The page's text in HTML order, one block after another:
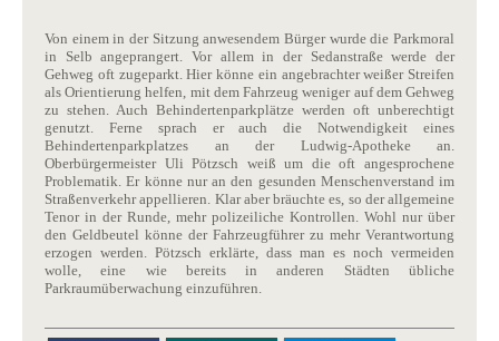
Von einem in der Sitzung anwesendem Bürger wurde die Parkmoral
in Selb angeprangert. Vor allem in der Sedanstraße werde der
Gehweg oft zugeparkt. Hier könne ein angebrachter weißer Streifen
als Orientierung helfen, mit dem Fahrzeug weniger auf dem Gehweg
zu stehen. Auch Behindertenparkplätze werden oft unberechtigt
genutzt. Ferne sprach er auch die Notwendigkeit eines
Behindertenparkplatzes an der Ludwig-Apotheke an.
Oberbürgermeister Uli Pötzsch weiß um die oft angesprochene
Problematik. Er könne nur an den gesunden Menschenverstand im
Straßenverkehr appellieren. Klar aber bräuchte es, so der allgemeine
Tenor in der Runde, mehr polizeiliche Kontrollen. Wohl nur über
den Geldbeutel könne der Fahrzeugführer zu mehr Verantwortung
erzogen werden. Pötzsch erklärte, dass man es noch vermeiden
wolle, eine wie bereits in anderen Städten übliche
Parkraumüberwachung einzuführen.